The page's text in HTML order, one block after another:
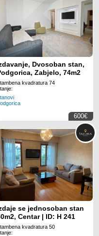
Dvosoban stan,
Zabjelo, 74m2
kvadratura 74
600€
se jednosoban stan
Centar | ID: H 241
kvadratura 50